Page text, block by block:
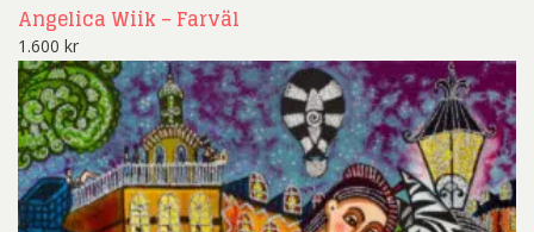
Angelica Wiik – Farväl
1.600 kr